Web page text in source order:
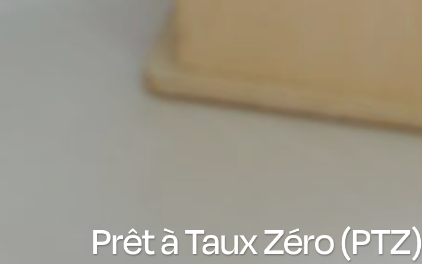
Prêt à Taux Zéro (PTZ)